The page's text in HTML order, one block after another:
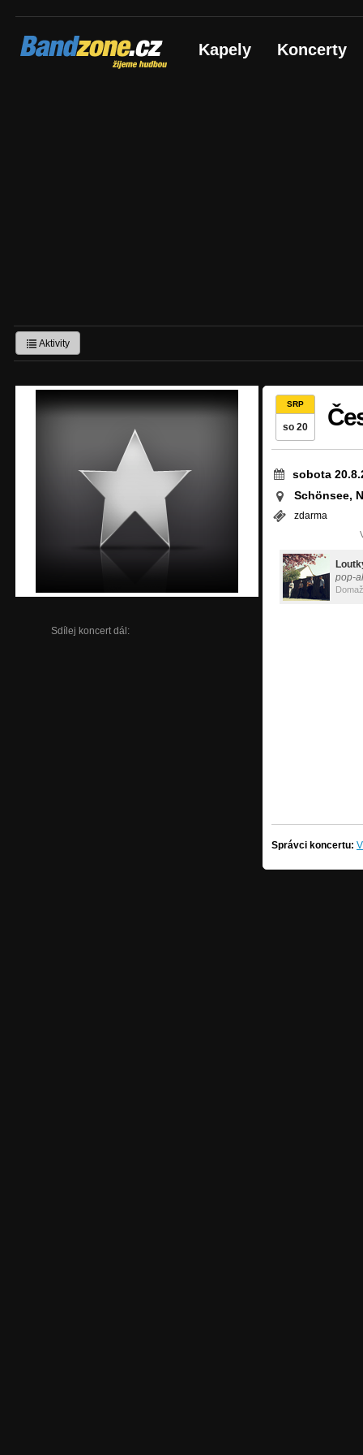
Bandzone.cz
žijeme hudbou Kapely Koncerty
Aktivity
Sdílej koncert dál:
SRP
so 20
sobota
Schönsee,
zdarma
pop-
Správci koncertu: